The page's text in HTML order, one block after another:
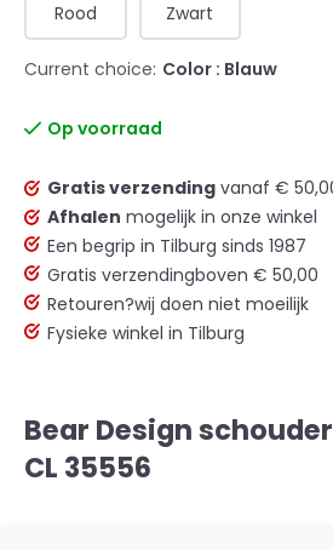
Rood Zwart
Current choice: Color : Blauw
Op voorraad
Gratis verzending vanaf €
Afhalen mogelijk in onze winkel
Een begrip in Tilburg sinds 1987
Gratis verzendingboven € 50,00
Retouren?wij doen niet moeilijk
Fysieke winkel in Tilburg
Bear Design
CL 35556